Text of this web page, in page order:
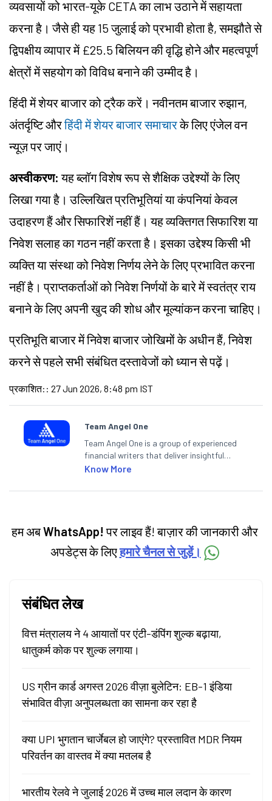
व्यवसायों को भारत-यूके CETA का लाभ उठाने में सहायता
करना है। जैसे ही यह 15 जुलाई को प्रभावी होता है, समझौते से
द्विपक्षीय व्यापार में £25.5 बिलियन की वृद्धि होने और महत्वपूर्ण
क्षेत्रों में सहयोग को विविध बनाने की उम्मीद है।
हिंदी में शेयर बाजार को ट्रैक करें। नवीनतम बाजार रुझान,
अंतर्दृष्टि औरहिंदी में शेयर बाजार समाचारके लिए एंजेल वन
न्यूज़ पर जाएं।
अस्वीकरण: यह ब्लॉग विशेष रूप से शैक्षिक उद्देश्यों के लिए
लिखा गया है। उल्लिखित प्रतिभूतियां या कंपनियां केवल
उदाहरण हैं और सिफारिशें नहीं हैं। यह व्यक्तिगत सिफारिश या
निवेश सलाह का गठन नहीं करता है। इसका उद्देश्य किसी भी
व्यक्ति या संस्था को निवेश निर्णय लेने के लिए प्रभावित करना
नहीं है। प्राप्तकर्ताओं को निवेश निर्णयों के बारे में स्वतंत्र राय
बनाने के लिए अपनी खुद की शोध और मूल्यांकन करना चाहिए।
प्रतिभूति बाजार में निवेश बाजार जोखिमों के अधीन हैं, निवेश
करने से पहले सभी संबंधित दस्तावेजों को ध्यान से पढ़ें।
प्रकाशित: : 27 Jun 2026, 8:48 pm IST
Team Angel One
Team Angel One is a group of experienced
financial writers that deliver insightful
articles on the stock market, IPO, economy,
categories.
Know More
हम अबWhatsApp! पर लाइव हैं! बाज़ार की जानकारी और
अपडेट्स के लिएहमारे चैनल से जुड़ें।
संबंधित लेख
वित्त मंत्रालय ने 4 आयातों पर एंटी-डंपिंग शुल्क बढ़ाया,
धातुकर्म कोक पर शुल्क लगाया।
US ग्रीन कार्ड अगस्त 2026 वीज़ा बुलेटिन: EB-1 इंडिया
संभावित वीज़ा अनुपलब्धता का सामना कर रहा है
क्या UPI भुगतान चार्जेबल हो जाएंगे? प्रस्तावित MDR नियम
परिवर्तन का वास्तव में क्या मतलब है
भारतीय रेलवे ने जुलाई 2026 में उच्च माल लदान के कारण